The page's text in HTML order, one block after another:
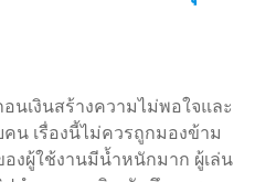
นเงินสร้างความไม่พอใจและ
น เรื่องนี้ไม่ควรถูกมองข้าม
งผู้ใช้งานมีน้ำหนักมาก ผู้เล่น